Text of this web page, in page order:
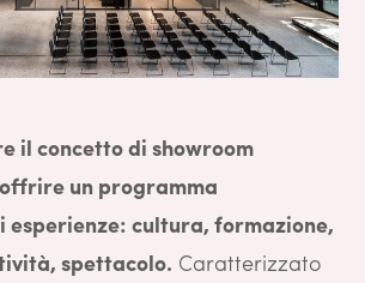
il concetto di showroom
un programma
cultura, formazione,
spettacolo. Caratterizzato